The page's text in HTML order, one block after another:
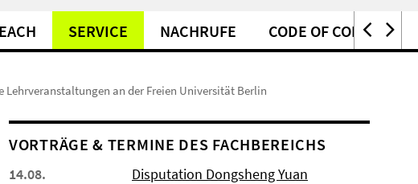
SERVICE NACHRUFE CODE OF CONDUCT
Lehrveranstaltungen an der Freien Universität Berlin
VORTRÄGE & TERMINE DES FACHBEREICHS
14.08.
Disputation Dongsheng Yuan